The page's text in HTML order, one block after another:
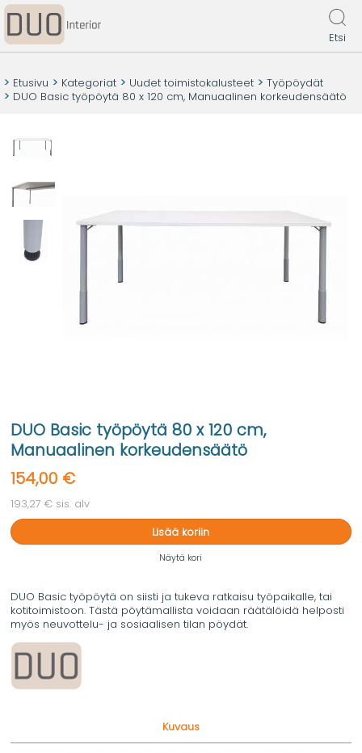
Etsi
Etusivu Kategoriat Uudet toimistokalusteet
Työpöydät
DUO Basic työpöytä 80 x 120 cm, Manuaalinen korkeudensäätö
DUO Basic työpöytä 80 x 120 cm,
Manuaalinen korkeudensäätö
154,00 €
193,27 € sis. alv
Lisää koriin
Näytä kori
DUO Basic työpöytä on siisti ja tukeva ratkaisu työpaikalle, tai
kotitoimistoon. Tästä pöytämallista voidaan räätälöidä helposti
myös neuvottelu- ja sosiaalisen tilan pöydät.
Kuvaus